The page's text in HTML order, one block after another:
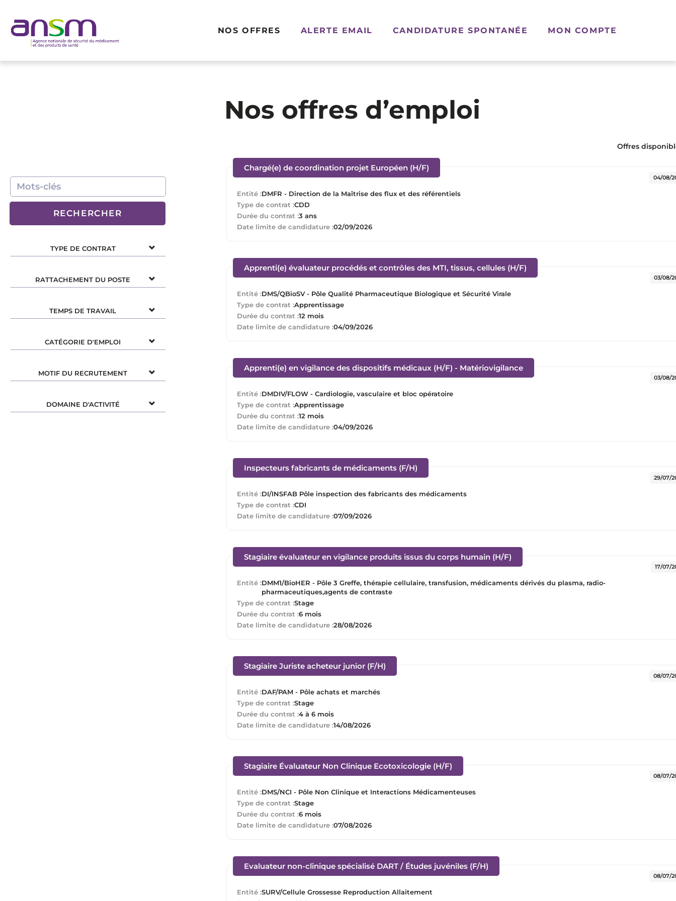
NOS OFFRES ALERTE EMAIL CANDIDATURE SPONTANÉE MON COMPTE
Nos offres d’emploi
RECHERCHER
TYPE DE CONTRAT
RATTACHEMENT DU POSTE
TEMPS DE TRAVAIL
CATÉGORIE D'EMPLOI
MOTIF DU RECRUTEMENT
DOMAINE D'ACTIVITÉ
Offres
Chargé(e) de coordination projet Européen (H/F)
Entité :DMFR - Direction de la Maîtrise des flux et des référentiels
Type de contrat :CDD
Durée du contrat :3 ans
04/08/
Date limite de candidature :02/09/2026
Apprenti(e) évaluateur procédés et contrôles des MTI, tissus, cellules (H/F)
Entité :DMS/QBioSV - Pôle Qualité Pharmaceutique Biologique et Sécurité Virale
Type de contrat :Apprentissage
Durée du contrat :12 mois
03/08/
Date limite de candidature :04/09/2026
Apprenti(e) en vigilance des dispositifs médicaux (H/F) - Matériovigilance(Nouvelle fenêtre)
Entité :DMDIV/FLOW - Cardiologie, vasculaire et bloc opératoire
Type de contrat :Apprentissage
Durée du contrat :12 mois
03/08/
Date limite de candidature :04/09/2026
Inspecteurs fabricants de médicaments (F/H)
Entité :DI/INSFAB Pôle inspection des fabricants des médicaments
Type de contrat :CDI
29/07/
Date limite de candidature :07/09/2026
Stagiaire évaluateur en vigilance produits issus du corps humain (H/F)
Entité :DMM1/BioHER - Pôle 3 Greffe, thérapie cellulaire, transfusion, médicaments dérivés du plasma, radio-
pharmaceutiques,agents de contraste
Type de contrat :Stage
Durée du contrat :6 mois
17/07/
Date limite de candidature :28/08/2026
Stagiaire Juriste acheteur junior (F/H)
Entité :DAF/PAM - Pôle achats et marchés
Type de contrat :Stage
Durée du contrat :4 à 6 mois
08/07/
Date limite de candidature :14/08/2026
Stagiaire Évaluateur Non Clinique Ecotoxicologie (H/F)
Entité :DMS/NCI - Pôle Non Clinique et Interactions Médicamenteuses
Type de contrat :Stage
Durée du contrat :6 mois
08/07/
Date limite de candidature :07/08/2026
Evaluateur non-clinique spécialisé DART / Études juvéniles (F/H)
Entité :SURV/Cellule Grossesse Reproduction Allaitement
08/07/